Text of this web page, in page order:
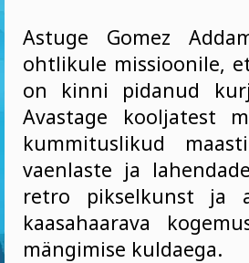
Astuge Gomez
ohtlikule missioonile,
on kinni pidanud
Avastage kooljatest
kummituslikud
vaenlaste ja
retro pikselkunst ja
kaasahaarava
mängimise kuldaega.